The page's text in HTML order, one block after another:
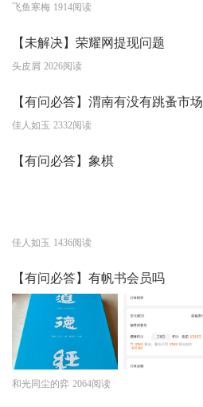
飞鱼寒梅 1914阅读
【未解决】荣耀网提现问题
头皮屑 2026阅读
【有问必答】渭南有没有跳蚤市场
佳人如玉 2332阅读
【有问必答】象棋
佳人如玉 1436阅读
【有问必答】有帆书会员吗
和光同尘的弈 2064阅读